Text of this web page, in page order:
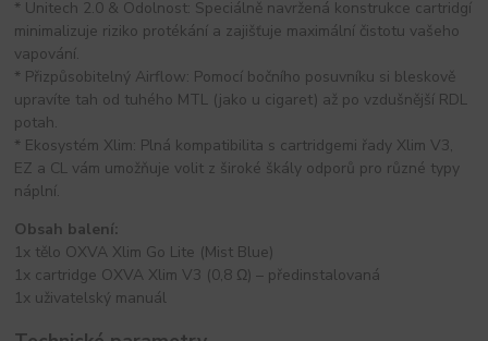
* Unitech 2.0 & Odolnost: Speciálně navržená konstrukce cartridgí
minimalizuje riziko protékání a zajišťuje maximální čistotu vašeho
vapování.
* Přizpůsobitelný Airflow: Pomocí bočního posuvníku si bleskově
upravíte tah od tuhého MTL (jako u cigaret) až po vzdušnější RDL
potah.
* Ekosystém Xlim: Plná kompatibilita s cartridgemi řady Xlim V3,
EZ a CL vám umožňuje volit z široké škály odporů pro různé typy
náplní.
Obsah balení:
1x tělo OXVA Xlim Go Lite (Mist Blue)
1x cartridge OXVA Xlim V3 (0,8 Ω) – předinstalovaná
1x uživatelský manuál